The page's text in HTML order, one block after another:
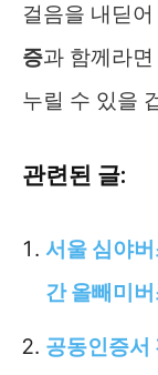
걸음을 내딛
증과 함께라
누릴 수 있을
관련된 글:
서울 심야
간 올빼미
공동인증서